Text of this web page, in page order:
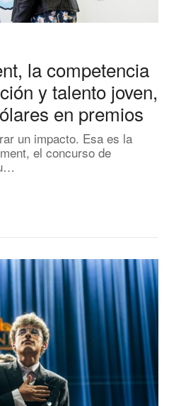
la competencia
y talento joven,
en premios
un impacto. Esa es la
el concurso de